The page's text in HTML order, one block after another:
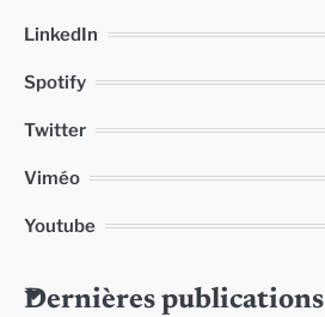
LinkedIn
Spotify
Twitter
Viméo
Youtube
Dernières publications